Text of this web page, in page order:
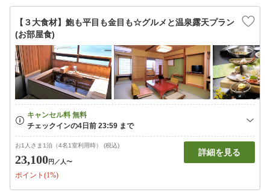
【３大食材】鮑も平目も金目も☆グルメと温泉露天プラン
(お部屋食)
お1人さま1泊（4名1室利用時） (税込)
23,100円 ／人〜
ポイント(1%)
詳細を見る